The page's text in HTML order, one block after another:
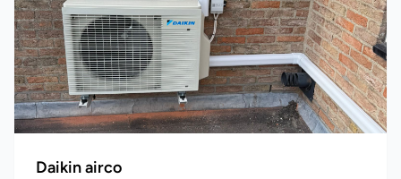
Daikin airco